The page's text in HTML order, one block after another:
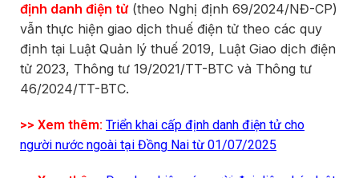
định danh điện tử (theo Nghị định 69/2024/NĐ-CP)
vẫn thực hiện giao dịch thuế điện tử theo các quy
định tại Luật Quản lý thuế 2019, Luật Giao dịch điện
tử 2023, Thông tư 19/2021/TT-BTC và Thông tư
46/2024/TT-BTC.
>> Xem thêm: Triển khai cấp định danh điện tử cho
người nước ngoài tại Đồng Nai từ 01/07/2025